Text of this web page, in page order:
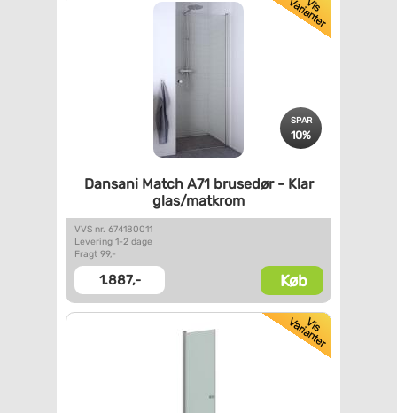
SPAR
10%
Dansani Match A71 brusedør -Klar
glas/matkrom
VVS nr. 674180011
Levering 1-2 dage
Fragt 99,-
1.887,- Køb